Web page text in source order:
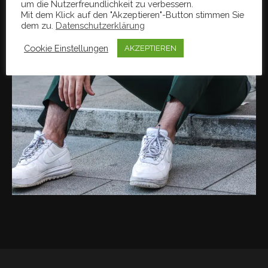
um die Nutzerfreundlichkeit zu verbessern.
Mit dem Klick auf den "Akzeptieren"-Button stimmen Sie
dem zu. Datenschutzerklärung
Cookie Einstellungen AKZEPTIEREN